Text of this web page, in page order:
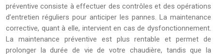
préventive consiste à effectuer des contrôles et des opérations
d’entretien réguliers pour anticiper les pannes. La maintenance
corrective, quant à elle, intervient en cas de dysfonctionnement.
La maintenance préventive est plus rentable et permet de
prolonger la durée de vie de votre chaudière, tandis que la